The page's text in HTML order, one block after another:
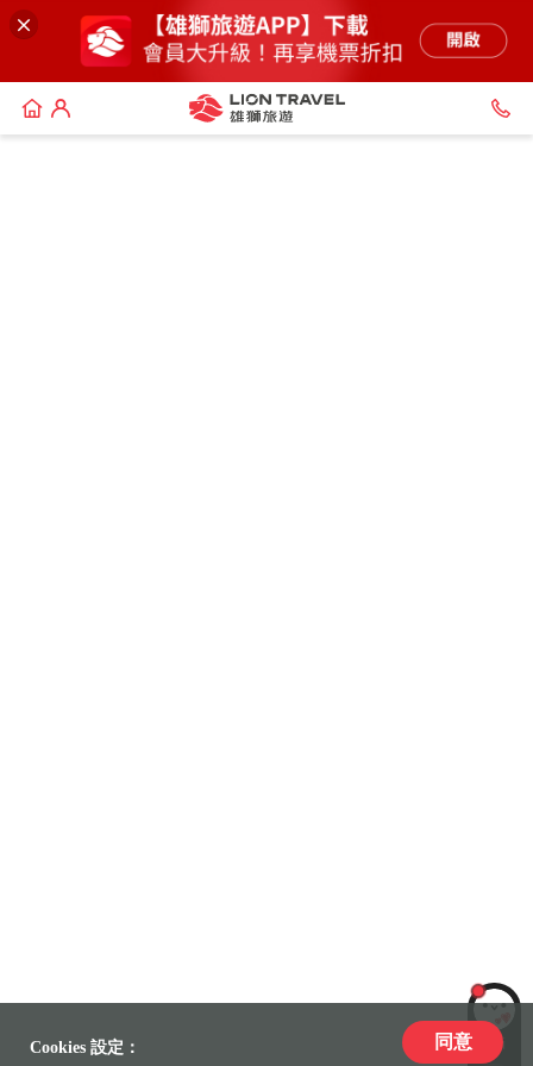
LiLi
Cookies 設定： 同意